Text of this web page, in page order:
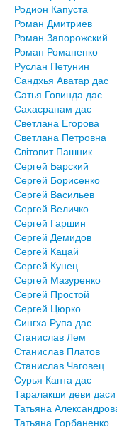
Родион Капуста
Роман Дмитриев
Роман Запорожский
Роман Романенко
Руслан Петунин
Сандхья Аватар дас
Сатья Говинда дас
Сахасранам дас
Светлана Егорова
Светлана Петровна
Світовит Пашник
Сергей Барский
Сергей Борисенко
Сергей Васильев
Сергей Величко
Сергей Гаршин
Сергей Демидов
Сергей Кацай
Сергей Кунец
Сергей Мазуренко
Сергей Простой
Сергей Цюрко
Сингха Рупа дас
Станислав Лем
Станислав Платов
Станислав Чаговец
Сурья Канта дас
Таралакши деви даси
Татьяна
Татьяна Горбаненко